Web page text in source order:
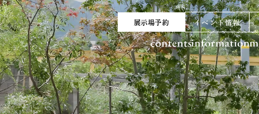
展示場予約 イベント情報